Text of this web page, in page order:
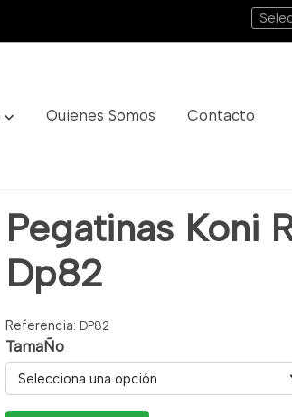
Quienes Somos Contacto
Pegatinas Koni
Dp82
Referencia: DP82
TamaÑo
Selecciona una opción